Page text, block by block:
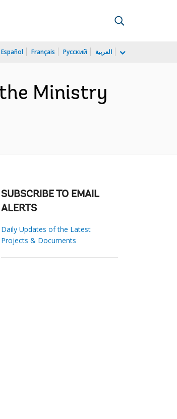
Español Français Русский العربية
Ministry
SUBSCRIBE TO EMAIL
ALERTS
Daily Updates of the Latest
Projects & Documents